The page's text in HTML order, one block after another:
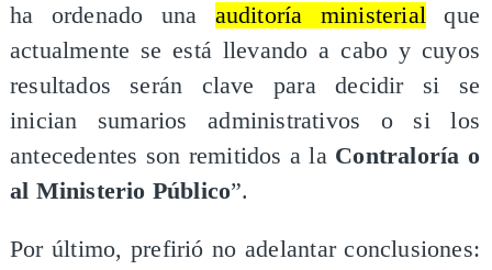
ha ordenado una auditoría ministerial que
actualmente se está llevando a cabo y cuyos
resultados serán clave para decidir si se
inician sumarios administrativos o si los
antecedentes son remitidos a la Contraloría o
al Ministerio Público”.
Por último, prefirió no adelantar conclusiones: